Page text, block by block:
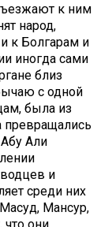
к ним
народ,
к Болгарам и
иногда сами
близ
с одной
была из
превращались
Али
и
среди них
Мансур,